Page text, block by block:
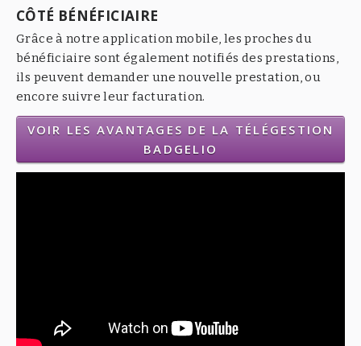
CÔTÉ BÉNÉFICIAIRE
Grâce à notre application mobile, les proches du
bénéficiaire sont également notifiés des prestations,
ils peuvent demander une nouvelle prestation, ou
encore suivre leur facturation.
VOIR LES AVANTAGES DE LA TÉLÉGESTION
BADGELIO